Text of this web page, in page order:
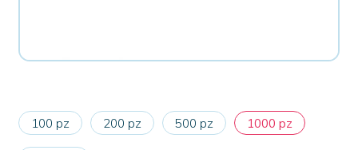
100 pz 200 pz 500 pz 1000 pz